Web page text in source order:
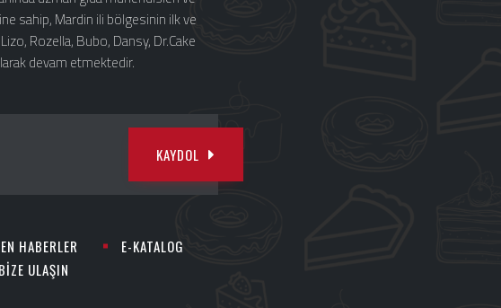
sahip, Mardin ili bölgesinin ilk ve
Rozella, Bubo, Dansy, Dr.Cake
devam etmektedir.
KAYDOL
HABERLER
E-KATALOG
BİZE ULAŞIN